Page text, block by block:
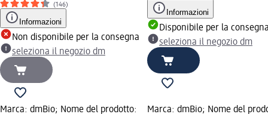
(146)
Informazioni
Non disponibile per la consegna
seleziona il negozio dm
Informazioni
Disponibile per la
seleziona il negozio dm
Marca: dmBio; Nome del prodotto: Marca: dmBio; Nome del